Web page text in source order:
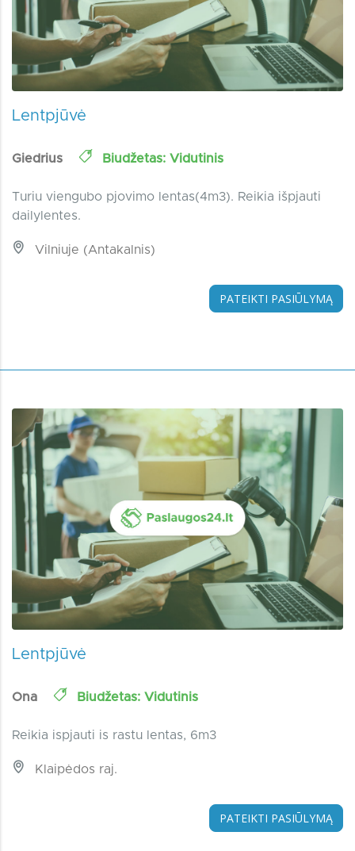
Lentpjūvė
Giedrius Biudžetas: Vidutinis
Turiu viengubo pjovimo lentas(4m3). Reikia išpjauti
dailylentes.
Vilniuje (Antakalnis)
PATEIKTI PASIŪLYMĄ
Lentpjūvė
Ona Biudžetas: Vidutinis
Reikia ispjauti is rastu lentas, 6m3
Klaipėdos raj.
PATEIKTI PASIŪLYMĄ